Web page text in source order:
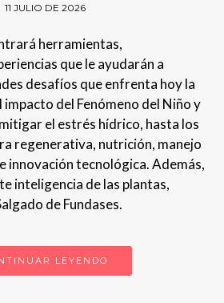
11 JULIO DE 2026
herramientas,
que le ayudarán a
desafíos que enfrenta hoy la
del Fenómeno del Niño y
el estrés hídrico, hasta los
regenerativa, nutrición, manejo
innovación tecnológica. Además,
inteligencia de las plantas,
de Fundases.
LEYENDO